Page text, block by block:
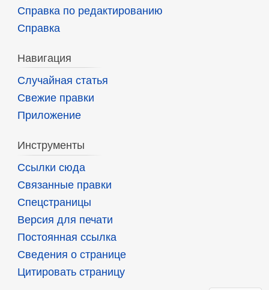
Справка по редактированию
Справка
Навигация
Случайная статья
Свежие правки
Приложение
Инструменты
Ссылки сюда
Связанные правки
Спецстраницы
Версия для печати
Постоянная ссылка
Сведения о странице
Цитировать страницу